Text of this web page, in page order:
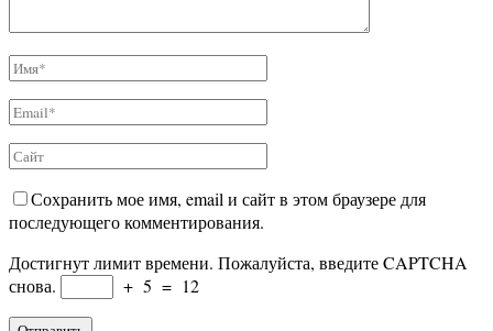
Сохранить мое имя, email и сайт в этом браузере для
последующего комментирования.
Достигнут лимит времени. Пожалуйста, введите CAPTCHA
снова.
+ 5 = 12